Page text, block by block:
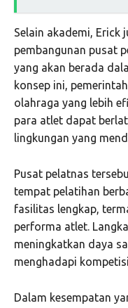
Selain akademi, Erick
pembangunan pusat
yang akan berada
konsep ini,
olahraga yang lebih
para atlet dapat
lingkungan yang
Pusat pelatnas
tempat pelatihan
fasilitas lengkap,
performa atlet.
meningkatkan daya
menghadapi
Dalam kesempatan